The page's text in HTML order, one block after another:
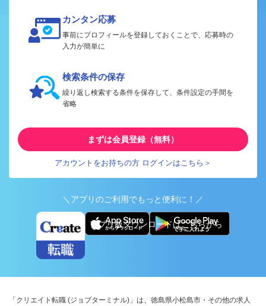
カンタン応募
事前にプロフィールを登録しておくことで、応募時の
入力が簡単に
検索条件の保存
繰り返し検索する条件を保存して、条件設定の手間を
省略
まずは会員登録（無料）
アカウントをお持ちの方 ログインはこちら＞
＼アプリのご利用でもっと便利に！／
アプリ版ダウンロードはこちらから
「クリエイト転職 (ジョブターミナル)」は、徳島県小松島市・その他の求人